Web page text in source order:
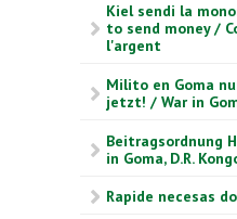
Kiel sendi la
to send money /
l'argent
Milito en Goma
jetzt! / War in
Beitragsordnung
in Goma, D.R.
Rapide necesas